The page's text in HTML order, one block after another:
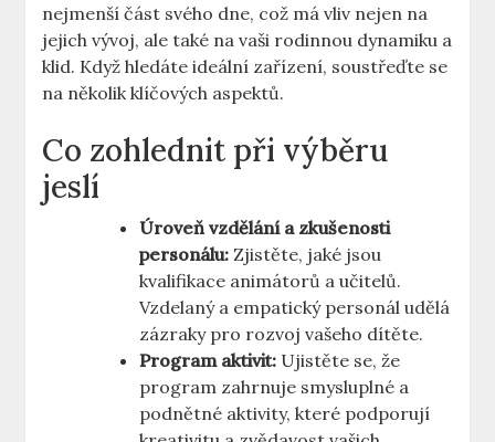
nejmenší část svého dne, což má vliv nejen na
jejich vývoj, ale také na vaši rodinnou dynamiku a
klid. Když hledáte ideální zařízení, soustřeďte se
na několik klíčových aspektů.
Co zohlednit při výběru
jeslí
Úroveň vzdělání a zkušenosti
personálu: Zjistěte, jaké jsou
kvalifikace animátorů a učitelů.
Vzdelaný a empatický personál udělá
zázraky pro rozvoj vašeho dítěte.
Program aktivit: Ujistěte se, že
program zahrnuje smysluplné a
podnětné aktivity, které podporují